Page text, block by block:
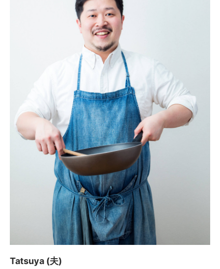
Tatsuya (夫)